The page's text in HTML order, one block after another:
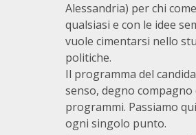
Alessandria) per chi
qualsiasi e con le idee
vuole cimentarsi nello
politiche.
Il programma del
senso, degno
programmi. Passiamo
ogni singolo punto.